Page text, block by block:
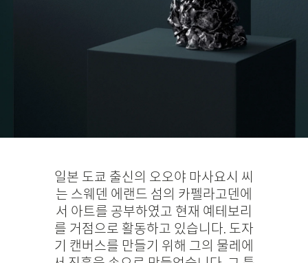
일본 도쿄 출신의 오오야 마사요시 씨
는 스웨덴 에랜드 섬의 카펠라고덴에
서 아트를 공부하였고 현재 예테보리
를 거점으로 활동하고 있습니다. 도자
기 캔버스를 만들기 위해 그의 물레에